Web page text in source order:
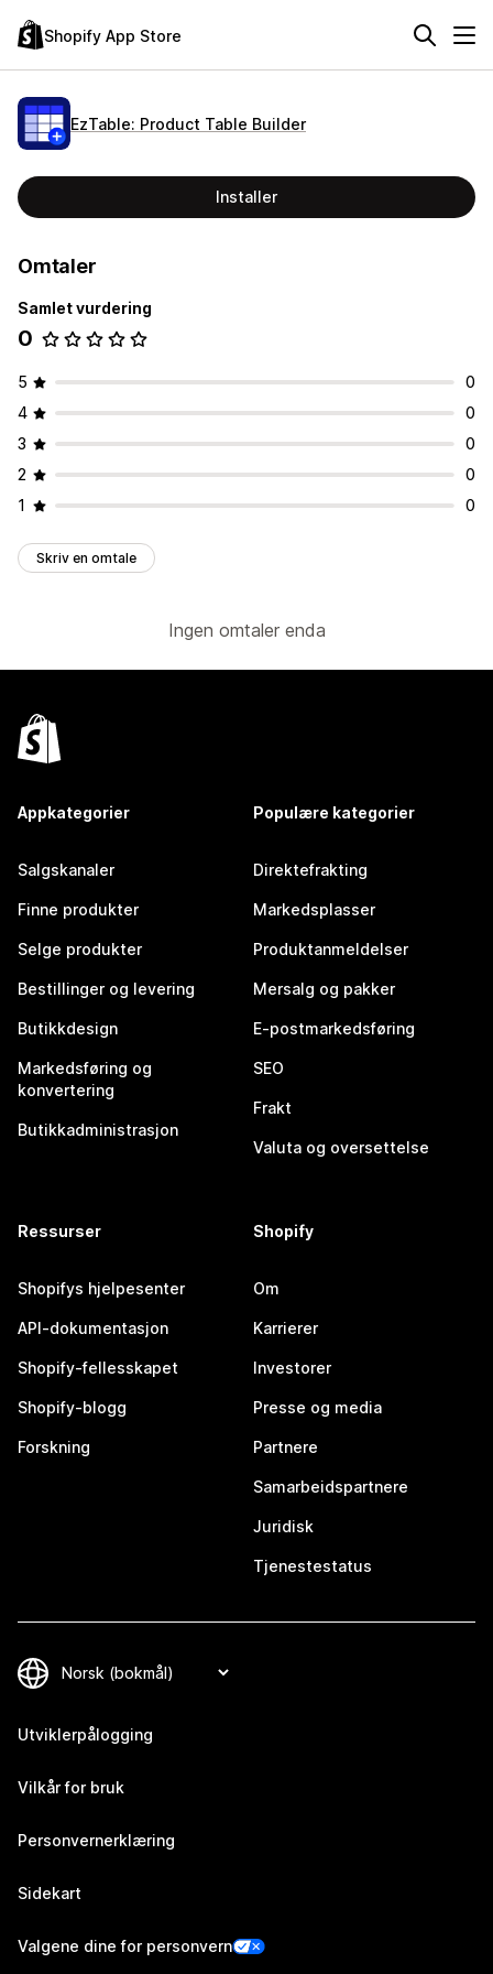
Shopify App Store
EzTable: Product Table Builder
Installer
Omtaler
Samlet vurdering
0
5
0
4
0
3
0
2
0
1
0
Skriv en omtale
Ingen omtaler enda
Appkategorier
Salgskanaler
Finne produkter
Selge produkter
Bestillinger og levering
Butikkdesign
Markedsføring og
konvertering
Butikkadministrasjon
Populære kategorier
Direktefrakting
Markedsplasser
Produktanmeldelser
Mersalg og pakker
E-postmarkedsføring
SEO
Frakt
Valuta og oversettelse
Ressurser
Shopifys hjelpesenter
API-dokumentasjon
Shopify-fellesskapet
Shopify-blogg
Forskning
Shopify
Om
Karrierer
Investorer
Presse og media
Partnere
Samarbeidspartnere
Juridisk
Tjenestestatus
Utviklerpålogging
Vilkår for bruk
Personvernerklæring
Sidekart
Valgene dine for personvern